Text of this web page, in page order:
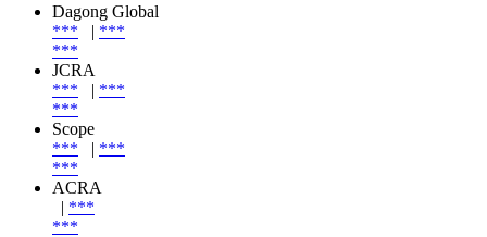
Dagong Global
***
| ***
***
JCRA
***
| ***
***
Scope
***
| ***
***
ACRA
| ***
***